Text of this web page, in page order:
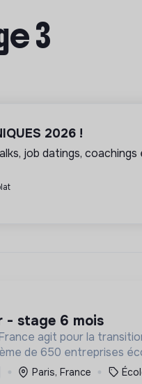
3
2026 !
job datings,
- stage 6 mois
agit pour la
de 650 entreprises
Paris, France